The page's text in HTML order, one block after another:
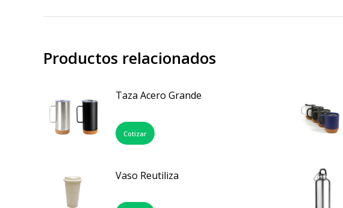
Productos relacionados
Taza Acero Grande
Cotizar
Vaso Reutiliza